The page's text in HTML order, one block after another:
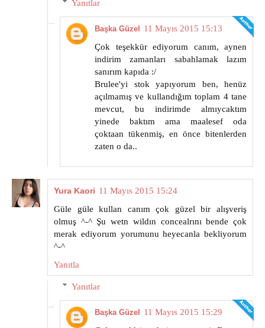
Yanıtlar
Başka Güzel
11 Mayıs 2015 15:13
Çok teşekkür ediyorum canım, aynen
indirim zamanları sabahlamak lazım
sanırım kapıda :/
Brulee'yi stok yapıyorum ben, henüz
açılmamış ve kullandığım toplam 4 tane
mevcut, bu indirimde almıycaktım
yinede baktım ama maalesef oda
çoktaan tükenmiş, en önce bitenlerden
zaten o da..
Yura Kaori 11 Mayıs 2015 15:24
Güle güle kullan canım çok güzel bir alışveriş
olmuş ^-^ Şu wetn wildın concealrını bende çok
merak ediyorum yorumunu heyecanla bekliyorum
^-^
Yanıtla
Yanıtlar
Başka Güzel
11 Mayıs 2015 15:29